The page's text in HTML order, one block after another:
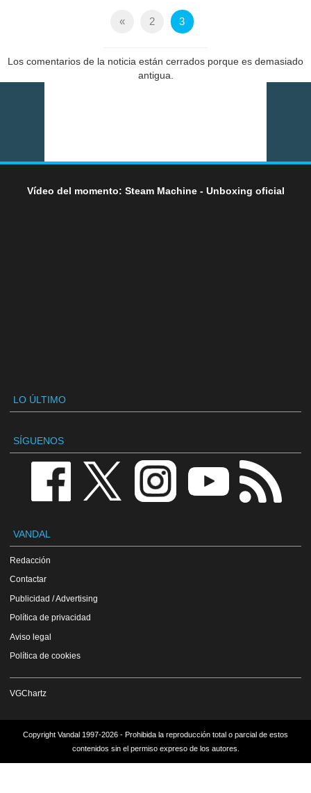
« 2 3
Los comentarios de la noticia están cerrados porque es demasiado
antigua.
Vídeo del momento: Steam Machine - Unboxing oficial
LO ÚLTIMO
SÍGUENOS
VANDAL
Redacción
Contactar
Publicidad / Advertising
Política de privacidad
Aviso legal
Política de cookies
VGChartz
Copyright Vandal 1997-2026 - Prohibida la reproducción total o parcial de estos
contenidos sin el permiso expreso de los autores.